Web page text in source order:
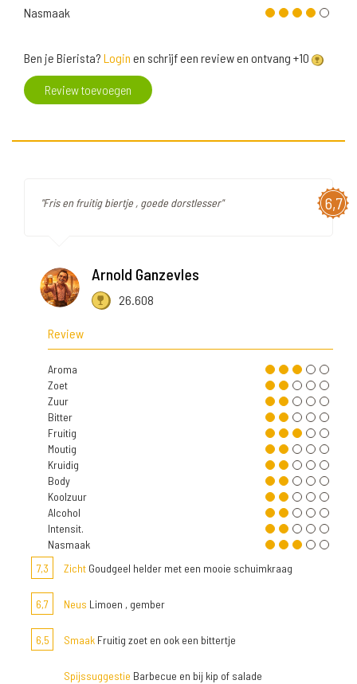
Nasmaak
Ben je Bierista? Login en schrijf een review en ontvang +10
Review toevoegen
6,7
"Fris en fruitig biertje , goede dorstlesser"
Arnold Ganzevles
26.608
Review
Aroma
Zoet
Zuur
Bitter
Fruitig
Moutig
Kruidig
Body
Koolzuur
Alcohol
Intensit.
Nasmaak
7,3
Zicht Goudgeel helder met een mooie schuimkraag
6,7 Neus Limoen , gember
6,5 Smaak Fruitig zoet en ook een bittertje
Spijssuggestie Barbecue en bij kip of salade